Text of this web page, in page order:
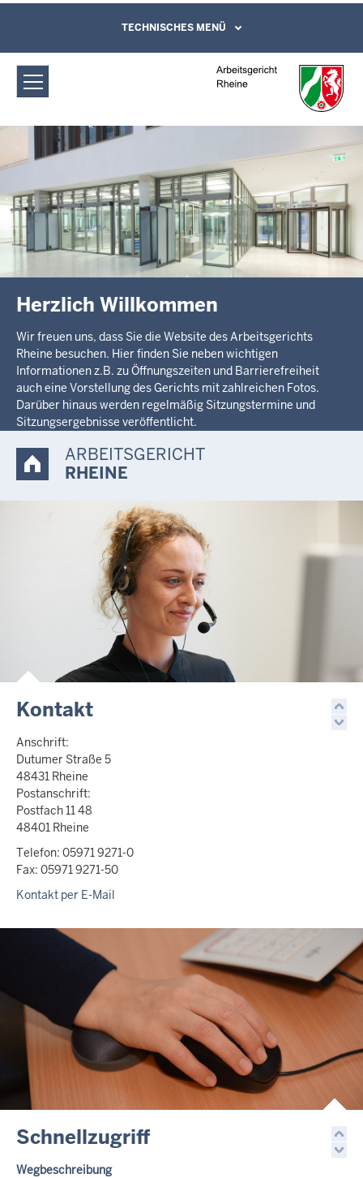
Arbeitsgericht Rheine: Startseite
Direkt zum Inhalt
Leichte Sprache, Gebärdensprachenvideo
und Kontaktformular
TECHNISCHES MENÜ
Herzlich Willkommen
Wir freuen uns, dass Sie die Website des Arbeitsgerichts
Rheine besuchen. Hier finden Sie neben wichtigen
Informationen z.B. zu Öffnungszeiten und Barrierefreiheit
auch eine Vorstellung des Gerichts mit zahlreichen Fotos.
Darüber hinaus werden regelmäßig Sitzungstermine und
Sitzungsergebnisse veröffentlicht.
ARBEITSGERICHT
RHEINE
Kontakt
Anschrift:
Dutumer Straße 5
48431 Rheine
Postanschrift:
Postfach 11 48
48401 Rheine
Telefon: 05971 9271-0
Fax: 05971 9271-50
Kontakt per E-Mail
Schnellzugriff
Wegbeschreibung